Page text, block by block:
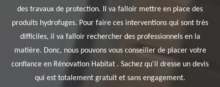
des travaux de protection. Il va falloir mettre en place des
produits hydrofuges. Pour faire ces interventions qui sont très
difficiles, il va falloir rechercher des professionnels en la
matière. Donc, nous pouvons vous conseiller de placer votre
confiance en Rénovation Habitat . Sachez qu'il dresse un devis
qui est totalement gratuit et sans engagement.